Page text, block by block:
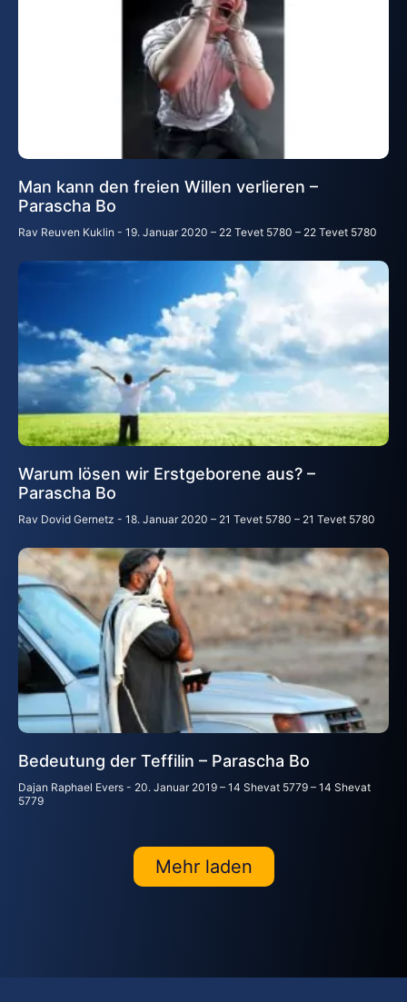
Man kann den freien Willen verlieren –
Parascha Bo
Rav Reuven Kuklin 19. Januar 2020 – 22 Tevet 5780 – 22 Tevet 5780
Warum lösen wir Erstgeborene aus? –
Parascha Bo
Rav Dovid Gernetz 18. Januar 2020 – 21 Tevet 5780 – 21 Tevet 5780
Bedeutung der Teffilin – Parascha Bo
Dajan Raphael Evers
20. Januar 2019 – 14 Shevat 5779 – 14 Shevat
5779
Mehr laden